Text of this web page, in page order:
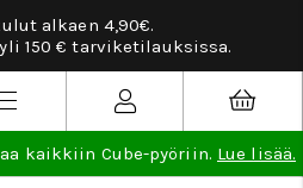
alkaen 4,90€.
150 € tarviketilauksissa.
kaikkiin Cube-pyöriin. Lue lisää.